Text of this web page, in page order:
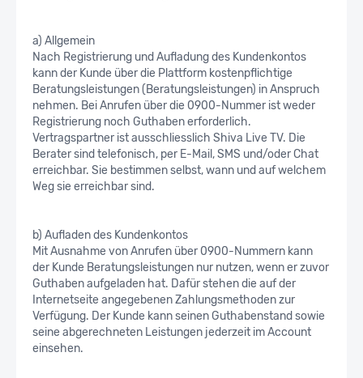
a) Allgemein
Nach Registrierung und Aufladung des Kundenkontos
kann der Kunde über die Plattform kostenpflichtige
Beratungsleistungen (Beratungsleistungen) in Anspruch
nehmen. Bei Anrufen über die 0900-Nummer ist weder
Registrierung noch Guthaben erforderlich.
Vertragspartner ist ausschliesslich Shiva Live TV. Die
Berater sind telefonisch, per E-Mail, SMS und/oder Chat
erreichbar. Sie bestimmen selbst, wann und auf welchem
Weg sie erreichbar sind.
b) Aufladen des Kundenkontos
Mit Ausnahme von Anrufen über 0900-Nummern kann
der Kunde Beratungsleistungen nur nutzen, wenn er zuvor
Guthaben aufgeladen hat. Dafür stehen die auf der
Internetseite angegebenen Zahlungsmethoden zur
Verfügung. Der Kunde kann seinen Guthabenstand sowie
seine abgerechneten Leistungen jederzeit im Account
einsehen.